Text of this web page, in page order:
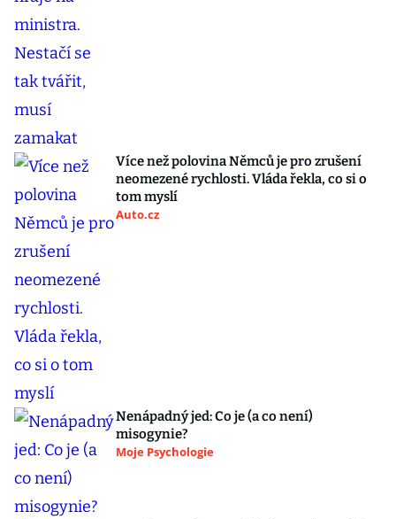
Více než polovina Němců je pro zrušení
neomezené rychlosti. Vláda řekla, co si o
tom myslí
Auto.cz
Nenápadný jed: Co je (a co není)
misogynie?
Moje Psychologie